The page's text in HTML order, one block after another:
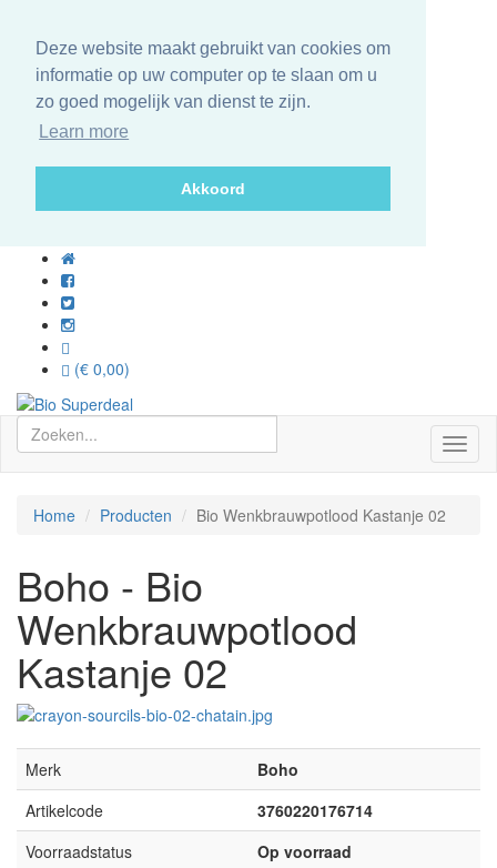
Deze website maakt gebruikt van cookies om
informatie op uw computer op te slaan om u
zo goed mogelijk van dienst te zijn.
Learn more
Akkoord
(€ 0,00)
Home Producten Bio Wenkbrauwpotlood Kastanje 02
Boho - Bio
Wenkbrauwpotlood
Kastanje 02
Merk
Boho
Artikelcode
3760220176714
Voorraadstatus
Op voorraad